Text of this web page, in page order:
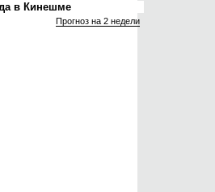
в Кинешме
Прогноз на 2 недели